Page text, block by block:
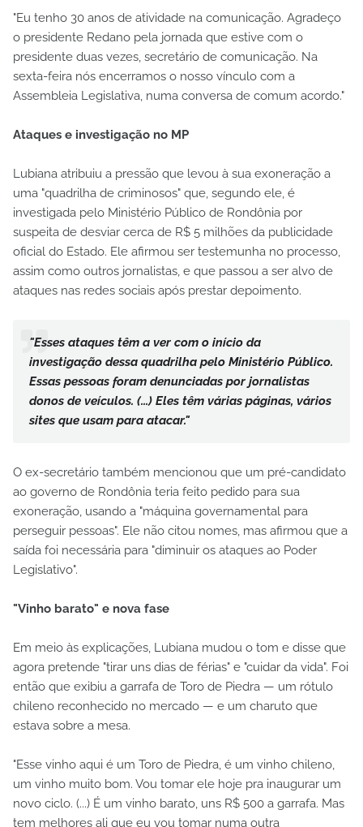
"Eu tenho 30 anos de atividade na comunicação. Agradeço
o presidente Redano pela jornada que estive com o
presidente duas vezes, secretário de comunicação. Na
sexta-feira nós encerramos o nosso vínculo com a
Assembleia Legislativa, numa conversa de comum acordo."
Ataques e investigação no MP
Lubiana atribuiu a pressão que levou à sua exoneração a
uma "quadrilha de criminosos" que, segundo ele, é
investigada pelo Ministério Público de Rondônia por
suspeita de desviar cerca de R$ 5 milhões da publicidade
oficial do Estado. Ele afirmou ser testemunha no processo,
assim como outros jornalistas, e que passou a ser alvo de
ataques nas redes sociais após prestar depoimento.
"Esses ataques têm a ver com o início da
investigação dessa quadrilha pelo Ministério Público.
Essas pessoas foram denunciadas por jornalistas
donos de veículos. (...) Eles têm várias páginas, vários
sites que usam para atacar."
O ex-secretário também mencionou que um pré-candidato
ao governo de Rondônia teria feito pedido para sua
exoneração, usando a "máquina governamental para
perseguir pessoas". Ele não citou nomes, mas afirmou que a
saída foi necessária para "diminuir os ataques ao Poder
Legislativo".
"Vinho barato" e nova fase
Em meio às explicações, Lubiana mudou o tom e disse que
agora pretende "tirar uns dias de férias" e "cuidar da vida". Foi
então que exibiu a garrafa de Toro de Piedra — um rótulo
chileno reconhecido no mercado — e um charuto que
estava sobre a mesa.
"Esse vinho aqui é um Toro de Piedra, é um vinho chileno,
um vinho muito bom. Vou tomar ele hoje pra inaugurar um
novo ciclo. (...) É um vinho barato, uns R$ 500 a garrafa. Mas
tem melhores ali que eu vou tomar numa outra